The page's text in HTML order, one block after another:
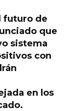
futuro de
que
sistema
con
en los